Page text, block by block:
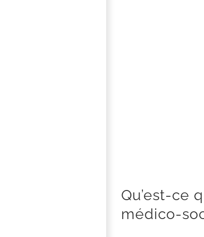
Qu’est-ce
médico-